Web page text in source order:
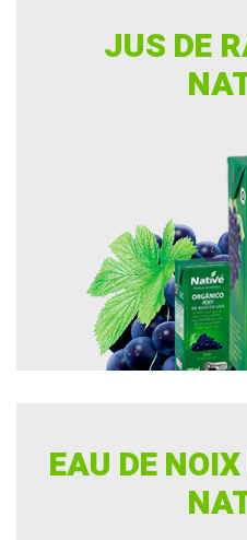
JUS DE
EAU DE